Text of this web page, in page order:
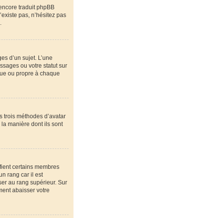
traduit phpBB
pas, n’hésitez pas
d’un sujet. L’une
ou votre statut sur
ou propre à chaque
trois méthodes d’avatar
manière dont ils sont
certains membres
rang car il est
au rang supérieur. Sur
abaisser votre